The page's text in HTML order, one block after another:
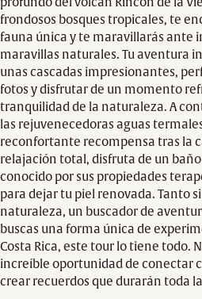
frondosos bosques tropicales, te
fauna única y te maravillarás ante
maravillas naturales. Tu aventura
unas cascadas impresionantes,
fotos y disfrutar de un momento
tranquilidad de la naturaleza. A
las rejuvenecedoras aguas
reconfortante recompensa tras la
relajación total, disfruta de un
conocido por sus propiedades
para dejar tu piel renovada. Tanto
naturaleza, un buscador de
buscas una forma única de
Costa Rica, este tour lo tiene todo.
increíble oportunidad de conectar
crear recuerdos que durarán toda